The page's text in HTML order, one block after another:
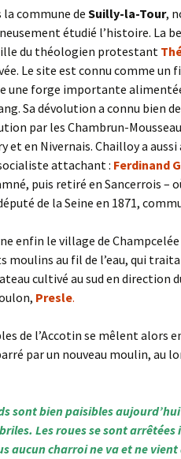
commune de Suilly-la-Tour,
étudié l’histoire. La
du théologien protestant
Le site est connu comme un
une forge importante
Sa dévolution a connu bien
par les Chambrun-
et en Nivernais. Chailloy a
attachant : Ferdinand
puis retiré en Sancerrois –
de la Seine en 1871,
enfin le village de Champcelée
moulins au fil de l’eau, qui
cultivé au sud en direction
Presle.
de l’Accotin se mêlent
par un nouveau moulin, au
sont bien paisibles
Les roues se sont
aucun charroi ne va et ne vient